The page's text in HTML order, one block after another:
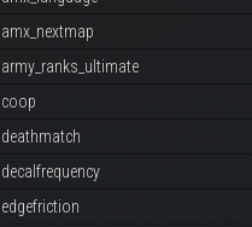
amx_nextmap
army_ranks_ultimate
coop
deathmatch
decalfrequency
edgefriction